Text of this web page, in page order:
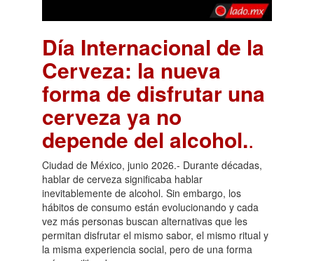
Día Internacional de la
Cerveza: la nueva
forma de disfrutar una
cerveza ya no
depende del alcohol..
Ciudad de México, junio 2026.- Durante décadas,
hablar de cerveza significaba hablar
inevitablemente de alcohol. Sin embargo, los
hábitos de consumo están evolucionando y cada
vez más personas buscan alternativas que les
permitan disfrutar el mismo sabor, el mismo ritual y
la misma experiencia social, pero de una forma